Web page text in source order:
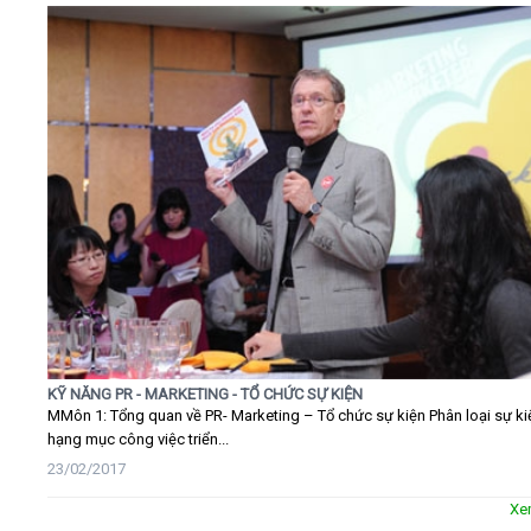
KỸ NĂNG PR - MARKETING - TỔ CHỨC SỰ KIỆN
MMôn 1: Tổng quan về PR- Marketing – Tổ chức sự kiện Phân loại sự
hạng mục công việc triển...
23/02/2017